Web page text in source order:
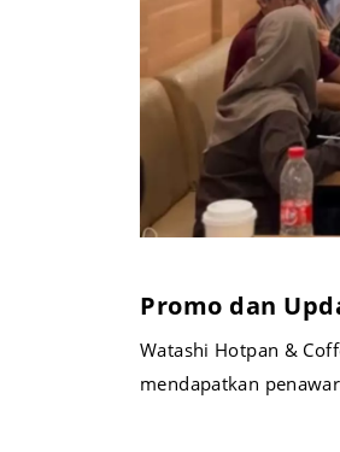
Promo dan
Watashi Hotpan &
mendapatkan